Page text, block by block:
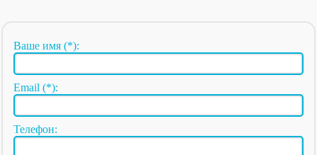
Ваше имя (*):
Email (*):
Телефон: